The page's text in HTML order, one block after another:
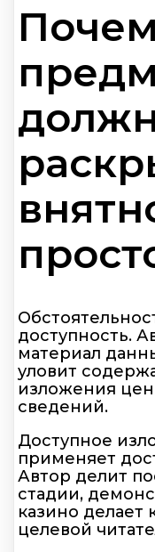
доступность.
материал
уловит
изложения
сведений.
Доступное
применяет
Автор делит
стадии,
казино делает
целевой